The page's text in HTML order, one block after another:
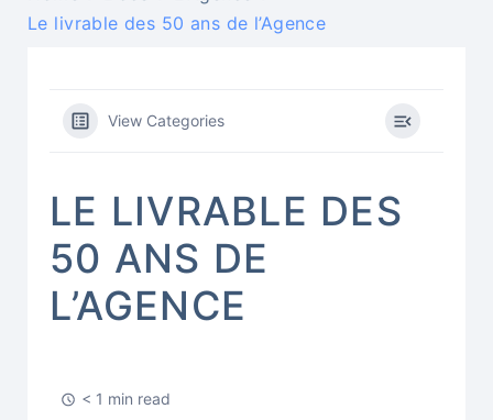
Le livrable des 50 ans de l’Agence
View Categories
LE LIVRABLE DES
50 ANS DE
L’AGENCE
< 1 min read